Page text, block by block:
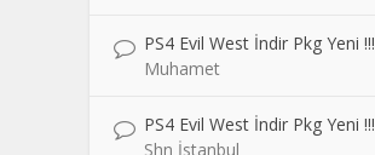
PS4 Evil West İndir Pkg Yeni !!!
Muhamet
PS4 Evil West İndir Pkg Yeni !!!
Shn İstanbul